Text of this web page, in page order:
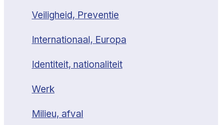
Veiligheid, Preventie
Internationaal, Europa
Identiteit, nationaliteit
Werk
Milieu, afval